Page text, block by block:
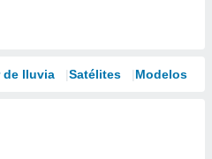
de lluvia Satélites Modelos